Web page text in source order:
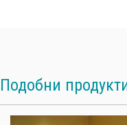
възможността за
удължава живота на
характеристика,
нанотехнологичния “
Подобни